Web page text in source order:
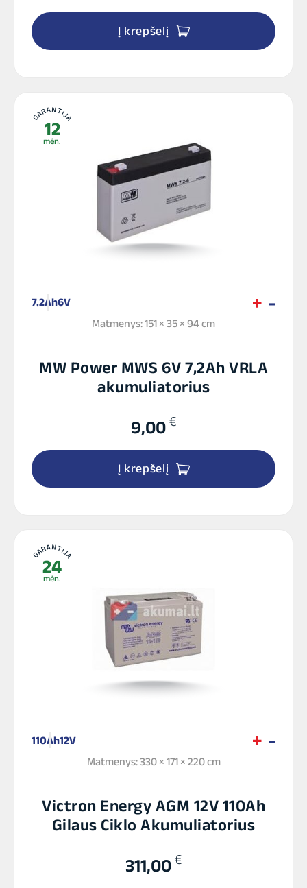
Į krepšelį
GARANTIJA
12
mėn.
7.2Ah6V
Matmenys: 151 × 35 × 94 cm
MW Power MWS 6V 7,2Ah VRLA
akumuliatorius
9,00 €
Į krepšelį
GARANTIJA
24
mėn.
110Ah12V
Matmenys: 330 × 171 × 220 cm
Victron Energy AGM 12V 110Ah
Gilaus Ciklo Akumuliatorius
311,00 €